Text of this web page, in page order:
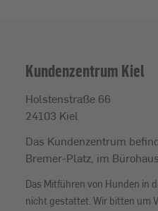
Kundenzentrum Kiel
Holstenstraße 66
24103 Kiel
Das Kundenzentrum
Bremer-Platz, im
Das Mitführen von Hunden in
nicht gestattet. Wir bitten um